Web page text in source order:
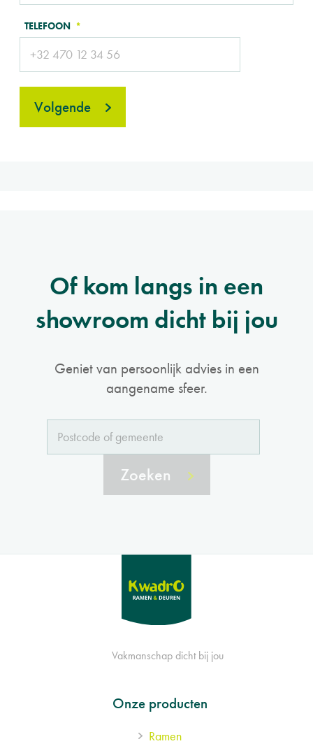
TELEFOON
Volgende
Of kom langs in een
showroom dicht bij jou
Geniet van persoonlijk advies in een
aangename sfeer.
Zoeken
Vakmanschap dicht bij jou
Onze producten
Ramen